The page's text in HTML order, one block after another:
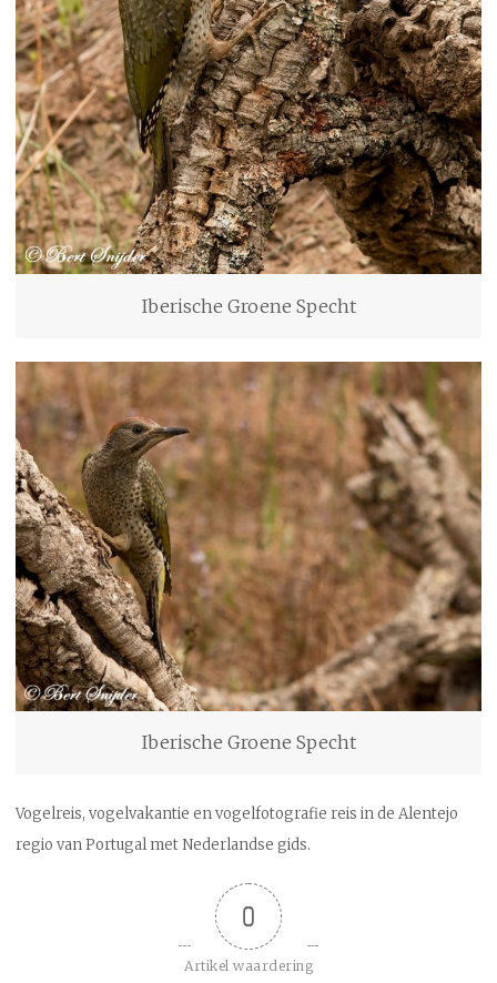
Iberische Groene Specht
Iberische Groene Specht
Vogelreis, vogelvakantie en vogelfotografie reis in de Alentejo
regio van Portugal met Nederlandse gids.
0
Artikel waardering